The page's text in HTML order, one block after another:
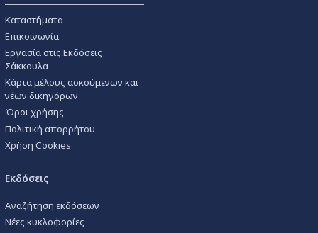
Καταστήματα
Επικοινωνία
Εργασία στις Εκδόσεις
Σάκκουλα
Κάρτα μέλους ασκούμενων και
νέων δικηγόρων
Όροι χρήσης
Πολιτική απορρήτου
Χρήση Cookies
Εκδόσεις
Αναζήτηση εκδόσεων
Νέες κυκλοφορίες